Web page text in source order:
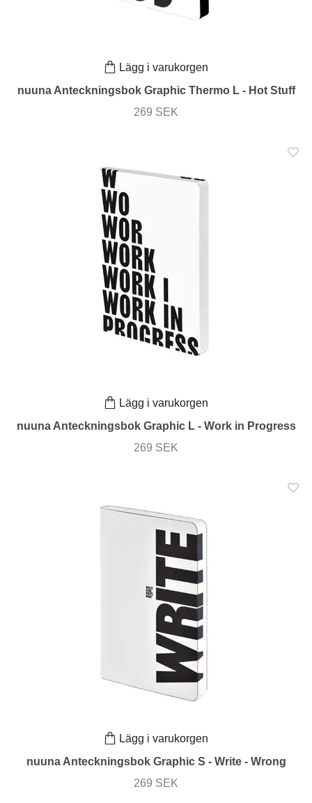
Lägg i varukorgen
nuuna Anteckningsbok Graphic Thermo L - Hot Stuff
269 SEK
Lägg i varukorgen
nuuna Anteckningsbok Graphic L - Work in Progress
269 SEK
Lägg i varukorgen
nuuna Anteckningsbok Graphic S - Write - Wrong
269 SEK